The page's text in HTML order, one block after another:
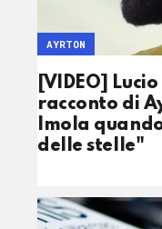
[VIDEO]
racconto di
Imola
delle stelle"
AYRTON